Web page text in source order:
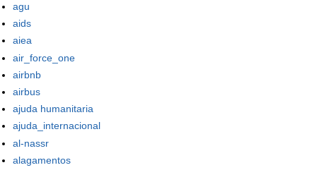
agu
aids
aiea
air_force_one
airbnb
airbus
ajuda humanitaria
ajuda_internacional
al-nassr
alagamentos